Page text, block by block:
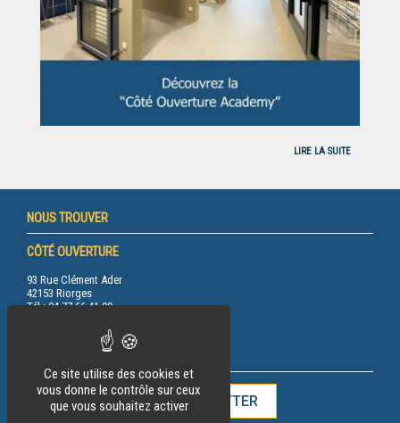
LIRE LA SUITE
NOUS TROUVER
RESTEZ INFORMÉ
CÔTÉ OUVERTURE
93 Rue Clément Ader
42153 Riorges
Tél.: 04 77 66 41 00
INSCRIPTION À LA NEWSLETTER
Ce site utilise des cookies et
vous donne le contrôle sur ceux
que vous souhaitez activer